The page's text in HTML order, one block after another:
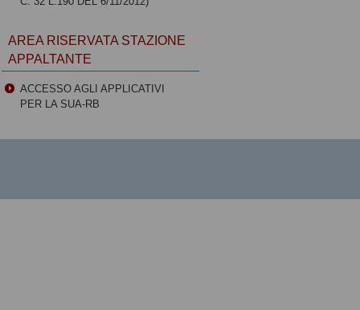
AREA RISERVATA STAZIONE
APPALTANTE
ACCESSO AGLI APPLICATIVI
PER LA SUA-RB